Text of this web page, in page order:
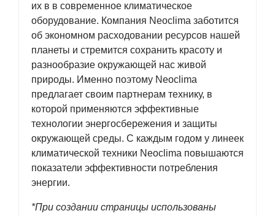
их в в современное климатическое
оборудование. Компания Neoclima заботится
об экономном расходовании ресурсов нашей
планеты и стремится сохранить красоту и
разнообразие окружающей нас живой
природы. Именно поэтому Neoclima
предлагает своим партнерам технику, в
которой применяются эффективные
технологии энергосбережения и защиты
окружающей среды. С каждым годом у линеек
климатической техники Neoclima повышаются
показатели эффективности потребления
энергии.
*При создании страницы использованы